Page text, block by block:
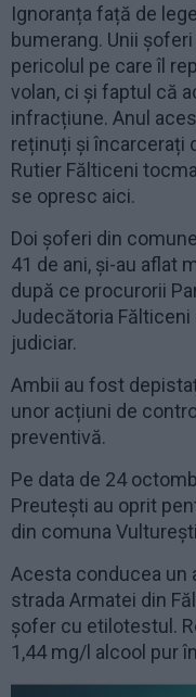
Ignoranța față de
bumerang. Unii
pericolul pe care îl
volan, ci și faptul că
infracțiune. Anul
reținuți și încarcerați
Rutier Fălticeni
se opresc aici.
Doi șoferi din
41 de ani, și-au aflat
după ce procurorii
Judecătoria
judiciar.
Ambii au fost
unor acțiuni de
preventivă.
Pe data de 24
Preutești au oprit
din comuna
Acesta conducea un
strada Armatei din
șofer cu etilotestul.
1,44 mg/l alcool pur